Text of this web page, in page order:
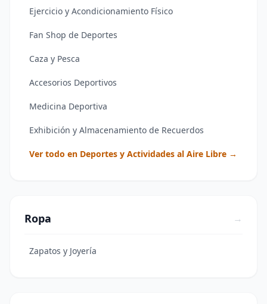
Ejercicio y Acondicionamiento Físico
Fan Shop de Deportes
Caza y Pesca
Accesorios Deportivos
Medicina Deportiva
Exhibición y Almacenamiento de Recuerdos
Ver todo en Deportes y Actividades al Aire Libre →
Ropa →
Zapatos y Joyería